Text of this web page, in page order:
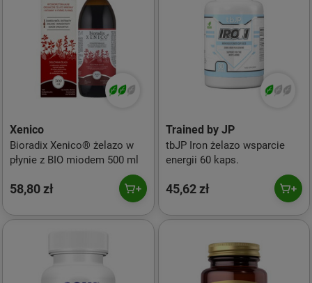
Xenico
Bioradix Xenico® żelazo w
płynie z BIO miodem 500 ml
58,80 zł
Trained by JP
tbJP Iron żelazo wsparcie
energii 60 kaps.
45,62 zł